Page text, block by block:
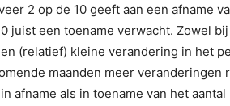
2 op de 10 geeft aan een afname
juist een toename verwacht. Zowel
(relatief) kleine verandering in het
maanden meer veranderingen
afname als in toename van het